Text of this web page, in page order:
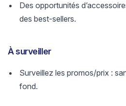
Des opportunités
des best-sellers.
À surveiller
Surveillez les promos/prix :
fond.